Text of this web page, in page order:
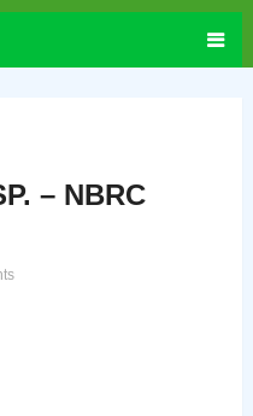
– NBRC